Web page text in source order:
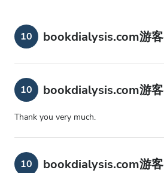
10 bookdialysis.com游客
10 bookdialysis.com游客
Thank you very much.
10 bookdialysis.com游客